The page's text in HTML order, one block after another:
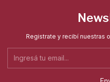
Registrate y recibí nuestras